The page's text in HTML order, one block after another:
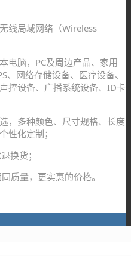
线局域网络（Wireless
电脑，PC及周边产品、家用
、网络存储设备、医疗设备、
控设备、广播系统设备、ID卡
，多种颜色、尺寸规格、长度
性化定制；
换货；
质量，更实惠的价格。